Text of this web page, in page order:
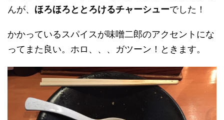
んが、 ほろほろととろけるチャーシューでした！
かかっているスパイスが味噌二郎のアクセントにな
ってまた良い。ホロ、、、ガツーン！ときます。